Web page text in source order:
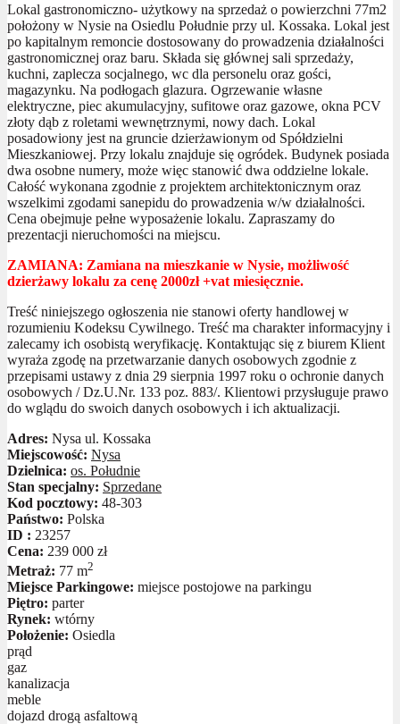
Lokal gastronomiczno- użytkowy na sprzedaż o powierzchni 77m2
położony w Nysie na Osiedlu Południe przy ul. Kossaka. Lokal jest
po kapitalnym remoncie dostosowany do prowadzenia działalności
gastronomicznej oraz baru. Składa się głównej sali sprzedaży,
kuchni, zaplecza socjalnego, wc dla personelu oraz gości,
magazynku. Na podłogach glazura. Ogrzewanie własne
elektryczne, piec akumulacyjny, sufitowe oraz gazowe, okna PCV
złoty dąb z roletami wewnętrznymi, nowy dach. Lokal
posadowiony jest na gruncie dzierżawionym od Spółdzielni
Mieszkaniowej. Przy lokalu znajduje się ogródek. Budynek posiada
dwa osobne numery, może więc stanowić dwa oddzielne lokale.
Całość wykonana zgodnie z projektem architektonicznym oraz
wszelkimi zgodami sanepidu do prowadzenia w/w działalności.
Cena obejmuje pełne wyposażenie lokalu. Zapraszamy do
prezentacji nieruchomości na miejscu.
ZAMIANA: Zamiana na mieszkanie w Nysie, możliwość
dzierżawy lokalu za cenę 2000zł +vat miesięcznie.
Treść niniejszego ogłoszenia nie stanowi oferty handlowej w
rozumieniu Kodeksu Cywilnego. Treść ma charakter informacyjny i
zalecamy ich osobistą weryfikację. Kontaktując się z biurem Klient
wyraża zgodę na przetwarzanie danych osobowych zgodnie z
przepisami ustawy z dnia 29 sierpnia 1997 roku o ochronie danych
osobowych / Dz.U.Nr. 133 poz. 883/. Klientowi przysługuje prawo
do wglądu do swoich danych osobowych i ich aktualizacji.
Adres: Nysa ul. Kossaka
Miejscowość: Nysa
Dzielnica: os. Południe
Stan specjalny: Sprzedane
Kod pocztowy: 48-303
Państwo: Polska
ID : 23257
Cena: 239 000 zł
Metraż: 77 m2
Miejsce Parkingowe: miejsce postojowe na parkingu
Piętro: parter
Rynek: wtórny
Położenie: Osiedla
prąd
gaz
kanalizacja
meble
dojazd drogą asfaltową